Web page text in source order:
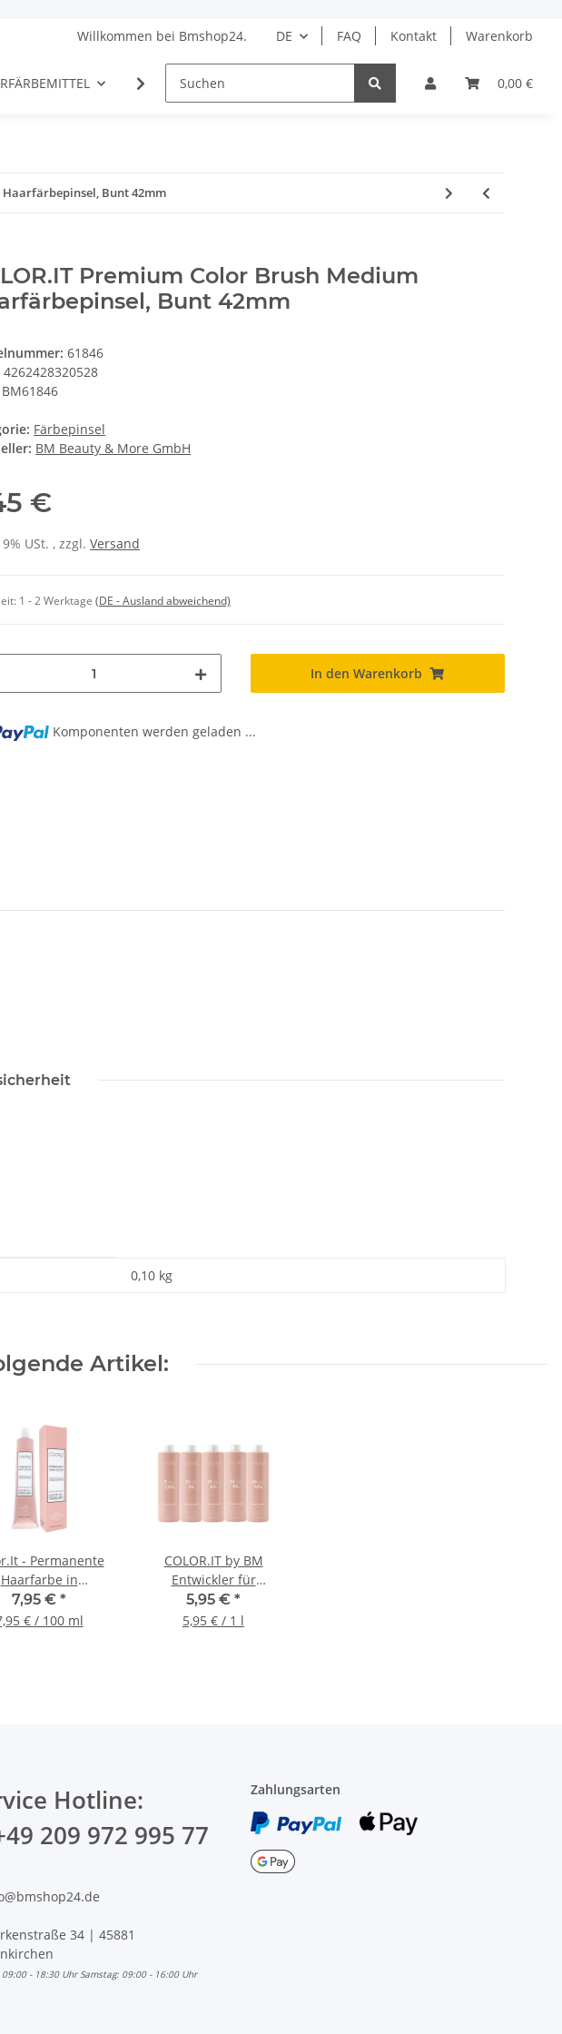
DE
FAQ Kontakt Warenkorb
Willkommen bei Bmshop24.
0,00 €
HAARPFLEGE BARBER DROGERIE
Haarfärbepinsel, Bunt 42mm
Premium Color Brush Medium
Bunt 42mm
61846
4262428320528
BM61846
Färbepinsel
BM Beauty & More GmbH
€
USt. , zzgl. Versand
1 - 2 Werktage (DE - Ausland abweichend)
In den Warenkorb
Komponenten werden geladen ...
0,10 kg
Artikel:
- Permanente
Haarfarbe in
100ml
7,95 € *
€ / 100 ml
COLOR.IT by BM
Entwickler für
Haarfarben 1L mit
Keratin & Arganöl
5,95 € *
5,95 € / 1 l
Hotline:
209 972 995 77
34 | 45881
09:00 - 18:30 Uhr Samstag: 09:00 - 16:00 Uhr
Zahlungsarten